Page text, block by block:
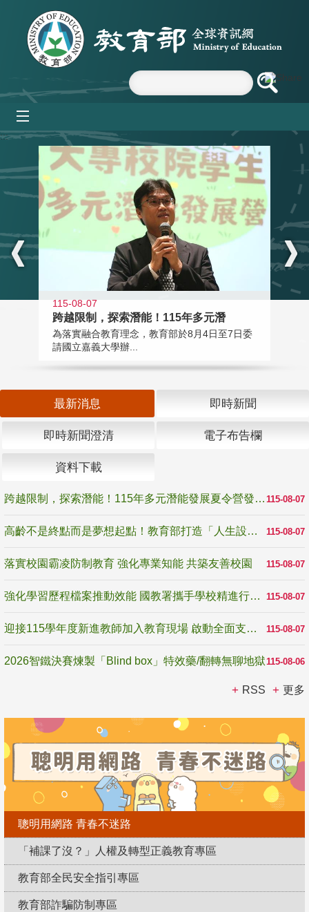
跳到主要內容區塊
:::
115-08-07
跨越限制，探索潛能！115年多元潛
為落實融合教育理念，教育部於8月4日至7日委
請國立嘉義大學辦...
最新消息 即時新聞
即時新聞澄清 電子布告欄
資料下載
115-08-07
跨越限制，探索潛能！115年多元潛能發展夏令營發掘生命無限可能
115-08-07
高齡不是終點而是夢想起點！教育部打造「人生設計夢工場」 參展第3屆高齡健康產業博覽會
115-08-07
落實校園霸凌防制教育 強化專業知能 共築友善校園
115-08-07
強化學習歷程檔案推動效能 國教署攜手學校精進行政與教學支持
115-08-07
迎接115學年度新進教師加入教育現場 啟動全面支持陪伴
115-08-06
2026智鐵決賽煉製「Blind box」特效藥/翻轉無聊地獄
RSS 更多
聰明用網路 青春不迷路
「補課了沒？」人權及轉型正義教育專區
教育部全民安全指引專區
教育部詐騙防制專區